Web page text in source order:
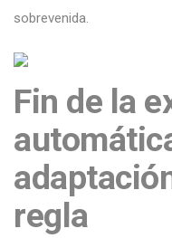
sobrevenida.
Fin de la
regla